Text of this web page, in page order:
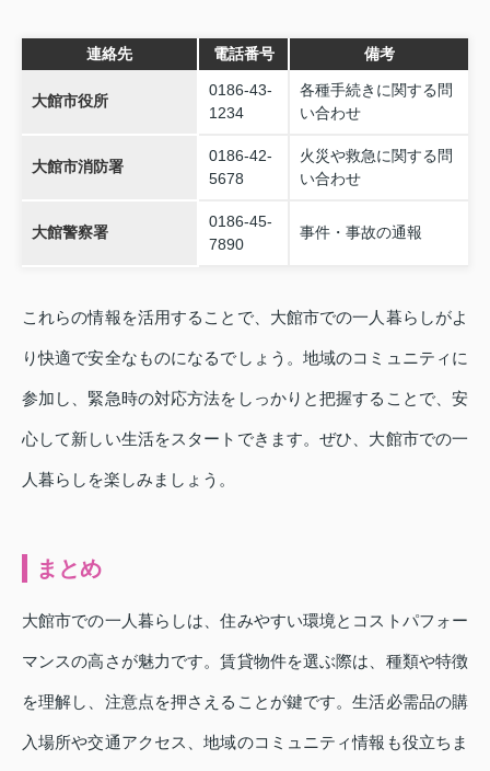
連絡先 電話番号 備考
大館市役所
0186-43-
1234
各種手続きに関する問
い合わせ
大館市消防署
0186-42-
5678
火災や救急に関する問
い合わせ
大館警察署
0186-45-
7890
事件・事故の通報
これらの情報を活用することで、大館市での一人暮らしがよ
り快適で安全なものになるでしょう。地域のコミュニティに
参加し、緊急時の対応方法をしっかりと把握することで、安
心して新しい生活をスタートできます。ぜひ、大館市での一
人暮らしを楽しみましょう。
まとめ
大館市での一人暮らしは、住みやすい環境とコストパフォー
マンスの高さが魅力です。賃貸物件を選ぶ際は、種類や特徴
を理解し、注意点を押さえることが鍵です。生活必需品の購
入場所や交通アクセス、地域のコミュニティ情報も役立ちま